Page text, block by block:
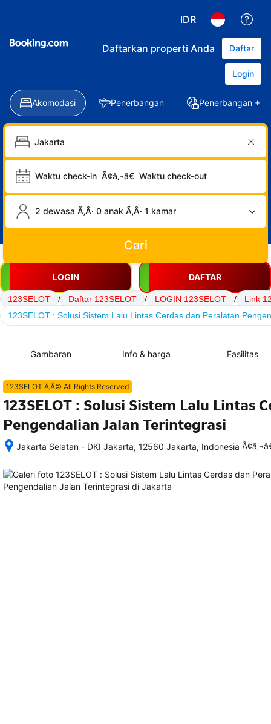
IDR
Daftarkan properti Anda Daftar
Login
Akomodasi Penerbangan Penerbangan +
Waktu check-in Ã¢â‚¬â€ Waktu check-out
2 dewasa Ã‚Â· 0 anak Ã‚Â· 1 kamar
Cari
LOGIN DAFTAR
123SELOT / Daftar 123SELOT / LOGIN 123SELOT /
Link
123SELOT : Solusi Sistem Lalu Lintas Cerdas dan Peralatan
Gambaran Info & harga Fasilitas
123SELOT Ã‚Â© All Rights Reserved
123SELOT : Solusi Sistem Lalu Lintas
Pengendalian Jalan Terintegrasi
Jakarta Selatan - DKI Jakarta, 12560 Jakarta, Indonesia
memesan,
semua
rincian